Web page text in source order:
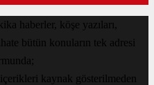
haberler, köşe yazıları,
bütün konuların tek adresi
kaynak gösterilmeden